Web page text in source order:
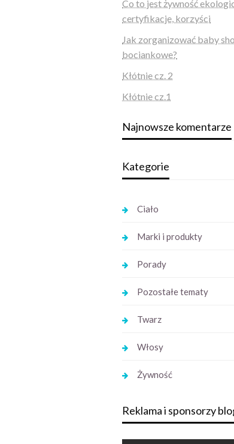
Co to jest żywność
certyfikacje, korzyści
Jak zorganizować baby
bociankowe?
Kłótnie cz. 2
Kłótnie cz.1
Najnowsze komentarze
Kategorie
Ciało
Marki i produkty
Porady
Pozostałe tematy
Twarz
Włosy
Żywność
Reklama i sponsorzy